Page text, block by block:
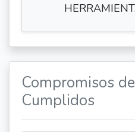
Compromisos
Cumplidos